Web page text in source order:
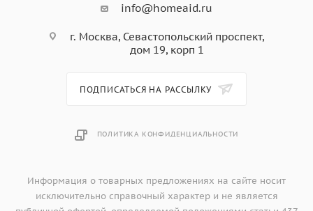
info@homeaid.ru
г. Москва, Севастопольский проспект,
дом 19, корп 1
ПОДПИСАТЬСЯ НА РАССЫЛКУ
ПОЛИТИКА КОНФИДЕНЦИАЛЬНОСТИ
Информация о товарных предложениях на сайте носит
исключительно справочный характер и не является